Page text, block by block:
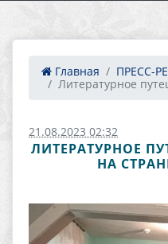
Главная
ПРЕСС-
Литературное
21.08.2023 02:32
ЛИТЕРАТУРНОЕ
НА